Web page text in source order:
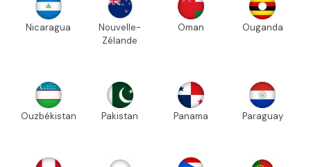
Nicaragua
Nouvelle-
Zélande
Oman Ouganda
Ouzbékistan Pakistan Panama Paraguay